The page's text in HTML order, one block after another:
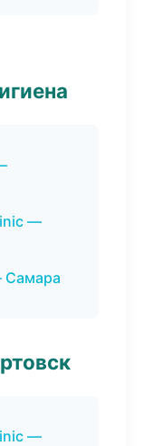
—
Самара
—